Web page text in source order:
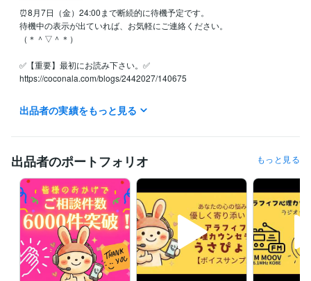
⏰8月7日（金）24:00まで断続的に待機予定です。
待機中の表示が出ていれば、お気軽にご連絡ください。
（＊＾▽＾＊）
✅【重要】最初にお読み下さい。✅
https://coconala.com/blogs/2442027/140675
✅ よくご相談いただくお悩み
◆片思いの悩み
◆夫婦関係・DV・モラハラ・離婚の悩み
◆セックスレスの悩み
◆毒親・子供、家庭の悩み
◆職場の人間関係の悩み
◆友達関係の悩み
◆ＨＳＰ（繊細さん）の悩み
◆仕事・転職・キャリアの悩み
◆お金の悩み
◆生き方・人生の悩み等
出品者の実績をもっと見る
出品者のポートフォリオ もっと見る